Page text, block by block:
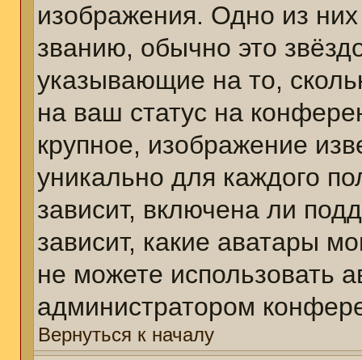
изображения. Одно из
званию, обычно это
указывающие на то,
на ваш статус на
крупное, изображение
уникально для каждого
зависит, включена ли
зависит, какие аватары
не можете использовать
администратором
Вернуться к началу